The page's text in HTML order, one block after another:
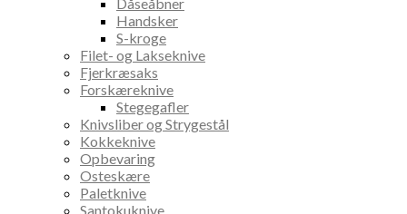
Handsker
S-kroge
Filet- og Lakseknive
Fjerkræsaks
Forskæreknive
Stegegafler
Knivsliber og Strygestål
Kokkeknive
Opbevaring
Osteskære
Paletknive
Santokuknive